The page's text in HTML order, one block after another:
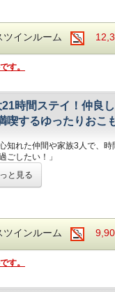
ウッドツインルームをご利
ァーベッドとなります。
ティングはお客様ご自身でお
00/9：00にて瀬田駅まで送
望の方は予約時の備考欄に記
し、都合により送迎出来ない
演日は事前にホームページ
国道1号線沿いでアクセスも
完備しております。
耳や言葉の不自由な方への
。
、カフェ＆バー「茶茶」で
00～9：00）
での楽しい思い出作りにも
cafeびわこ座で、心安らぐ
リウッドツインルームをご
ファーベッドとなります。
ティングはお客様ご自身でお
00/9：00にて瀬田駅まで送
き肉など、
んダラダラ過ごしましょう！
から湧き出る自慢の天
で手足を伸ばしてじんわりと
ナで心身をすっきりリフレッ
ぶ充実のコミックや雑誌を心
タイム。
の電動マッサージ機に身を委
す！
演日は事前にホームページ
180台分の無料駐車場を完
耳や言葉の不自由な方への
ツインルーム
す。
21時間ステイ！仲良
喫するゆったりおこ
心知れた仲間や家族3人で、
ごしたい！」
ェックアウト翌12時）もご滞
りグループステイプランです
レストランで美食会席や近
の気分に合わせて3人でワイ
ただけます。
と見る
ツインルーム
す。